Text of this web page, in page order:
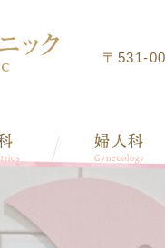
〒531-
婦人科
Gynecology